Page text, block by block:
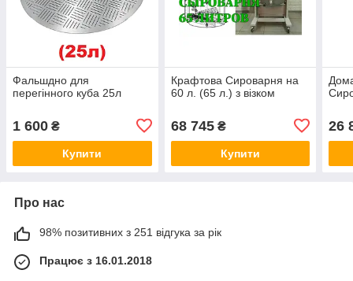
Фальшдно для
перегінного куба 25л
1 600 ₴
Купити
Крафтова Сироварня на
60 л. (65 л.) з візком
68 745₴
Купити
26
Про нас
98% позитивних з 251 відгука за рік
Працює з 16.01.2018